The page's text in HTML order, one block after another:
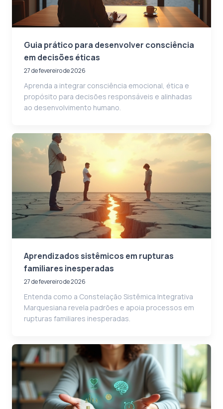
Guia prático para desenvolver consciência
em decisões éticas
27 de fevereiro de 2026
Aprenda a integrar consciência emocional, ética e
propósito para decisões responsáveis e alinhadas
ao desenvolvimento humano.
Aprendizados sistêmicos em rupturas
familiares inesperadas
27 de fevereiro de 2026
Entenda como a Constelação Sistêmica Integrativa
Marquesiana revela padrões e apoia processos em
rupturas familiares inesperadas.